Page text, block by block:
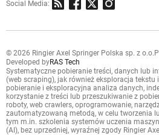
Social Media:
© 2026 Ringier Axel Springer Polska sp. z o.o.
Developed byRAS Tech
Systematyczne pobieranie treści, danych lub
(web scraping), jak również eksploracja tekstu
pobieranie i eksploracyjna analiza danych,
korzystanie z treści lub przeszukiwanie z
roboty, web crawlers, oprogramowanie,
zautomatyzowaną metodą, w celu tworzenia
tym m.in. szkolenia systemów uczenia
(AI), bez uprzedniej, wyraźnej zgody Ringier